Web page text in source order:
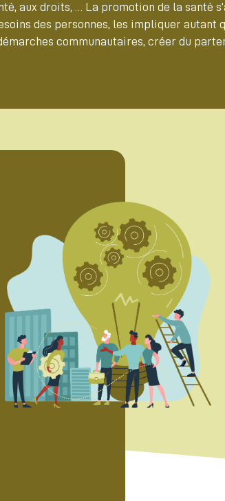
aux droits, … La promotion de la santé
des personnes, les impliquer autant
communautaires, créer du